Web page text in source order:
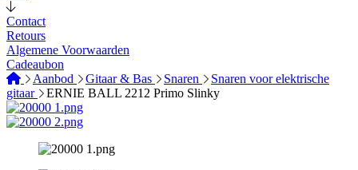
Contact
Retours
Algemene Voorwaarden
Cadeaubon
Aanbod
Gitaar & Bas Snaren
Snaren voor elektrische
gitaar
ERNIE BALL 2212 Primo Slinky